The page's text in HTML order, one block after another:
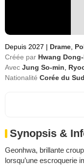
Depuis 2027 | Drame
Créée par Hwang
Avec Jung So-min
Nationalité Corée du Sud
Synopsis &
Geonhwa, brillante
lorsqu’une escroquerie